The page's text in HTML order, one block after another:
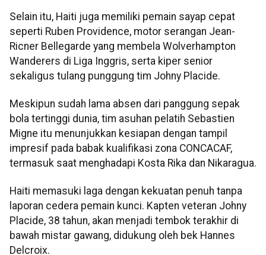
Selain itu, Haiti juga memiliki pemain sayap cepat
seperti Ruben Providence, motor serangan Jean-
Ricner Bellegarde yang membela Wolverhampton
Wanderers di Liga Inggris, serta kiper senior
sekaligus tulang punggung tim Johny Placide.
Meskipun sudah lama absen dari panggung sepak
bola tertinggi dunia, tim asuhan pelatih Sebastien
Migne itu menunjukkan kesiapan dengan tampil
impresif pada babak kualifikasi zona CONCACAF,
termasuk saat menghadapi Kosta Rika dan Nikaragua.
Haiti memasuki laga dengan kekuatan penuh tanpa
laporan cedera pemain kunci. Kapten veteran Johny
Placide, 38 tahun, akan menjadi tembok terakhir di
bawah mistar gawang, didukung oleh bek Hannes
Delcroix.